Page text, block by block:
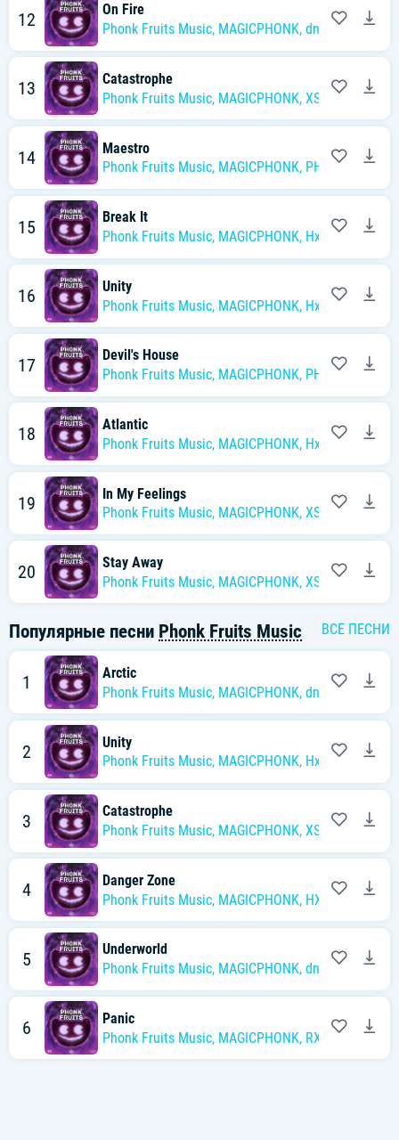
12
On Fire
Phonk Fruits Music, MAGICPHONK, dnvn
13
Catastrophe
Phonk Fruits Music, MAGICPHONK, XSC
14
Maestro
Phonk Fruits Music, MAGICPHONK, PHONKGOD
15
Break It
Phonk Fruits Music, MAGICPHONK, Hxnna
16
Unity
Phonk Fruits Music, MAGICPHONK, Hxnna
17
Devil's House
Phonk Fruits Music, MAGICPHONK, PHONKGOD
18
Atlantic
Phonk Fruits Music, MAGICPHONK, Hxnna
19
In My Feelings
Phonk Fruits Music, MAGICPHONK, XSC
20
Stay Away
Phonk Fruits Music, MAGICPHONK, XSC
Популярные песни Phonk Fruits Music ВСЕ ПЕСНИ
1
Arctic
Phonk Fruits Music, MAGICPHONK, dnvn
2
Unity
Phonk Fruits Music, MAGICPHONK, Hxnna
3
Catastrophe
Phonk Fruits Music, MAGICPHONK, XSC
4
Danger Zone
Phonk Fruits Music, MAGICPHONK, HXELLPLAYA
5
Underworld
Phonk Fruits Music, MAGICPHONK, dnvn
6
Panic
Phonk Fruits Music, MAGICPHONK, RXCH PLAYA